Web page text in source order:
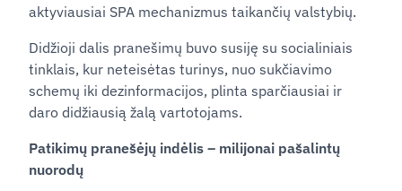
aktyviausiai SPA mechanizmus taikančių valstybių.
Didžioji dalis pranešimų buvo susiję su socialiniais
tinklais, kur neteisėtas turinys, nuo sukčiavimo
schemų iki dezinformacijos, plinta sparčiausiai ir
daro didžiausią žalą vartotojams.
Patikimų pranešėjų indėlis – milijonai pašalintų
nuorodų